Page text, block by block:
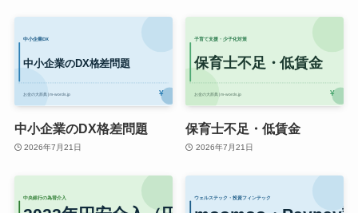
中小企業のDX格差問題
2026年7月21日
保育士不足・低賃金
2026年7月21日